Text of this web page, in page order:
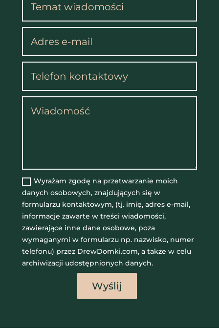
Wyrażam zgodę na przetwarzanie moich
danych osobowych, znajdujących się w
formularzu kontaktowym, (tj. imię, adres e-mail,
informacje zawarte w treści wiadomości,
zawierające inne dane osobowe, poza
wymaganymi w formularzu np. nazwisko, numer
telefonu) przez DrewDomki.com, a także w celu
archiwizacji udostępnionych danych.
Wyślij